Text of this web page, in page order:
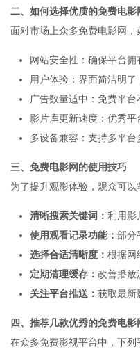
二、如何选择优质的免费电影
面对市场上众多免费电影网
网站安全性：确保平台
用户体验：界面简洁明
广告数量适中：免费平
影片库更新速度：优秀
多设备兼容：支持多平台
三、免费电影网的使用技巧
为了提升观影体验，观众可以
清晰搜索关键词： 利用影
使用观看记录功能： 部分
选择合适清晰度： 根据网
定期清理缓存： 改善播放
关注平台推送： 获取最新
四、推荐几款优秀的免费电影
在众多免费影视平台中，下